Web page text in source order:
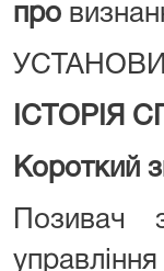
про
ІСТОРІЯ
Короткий
Позивач